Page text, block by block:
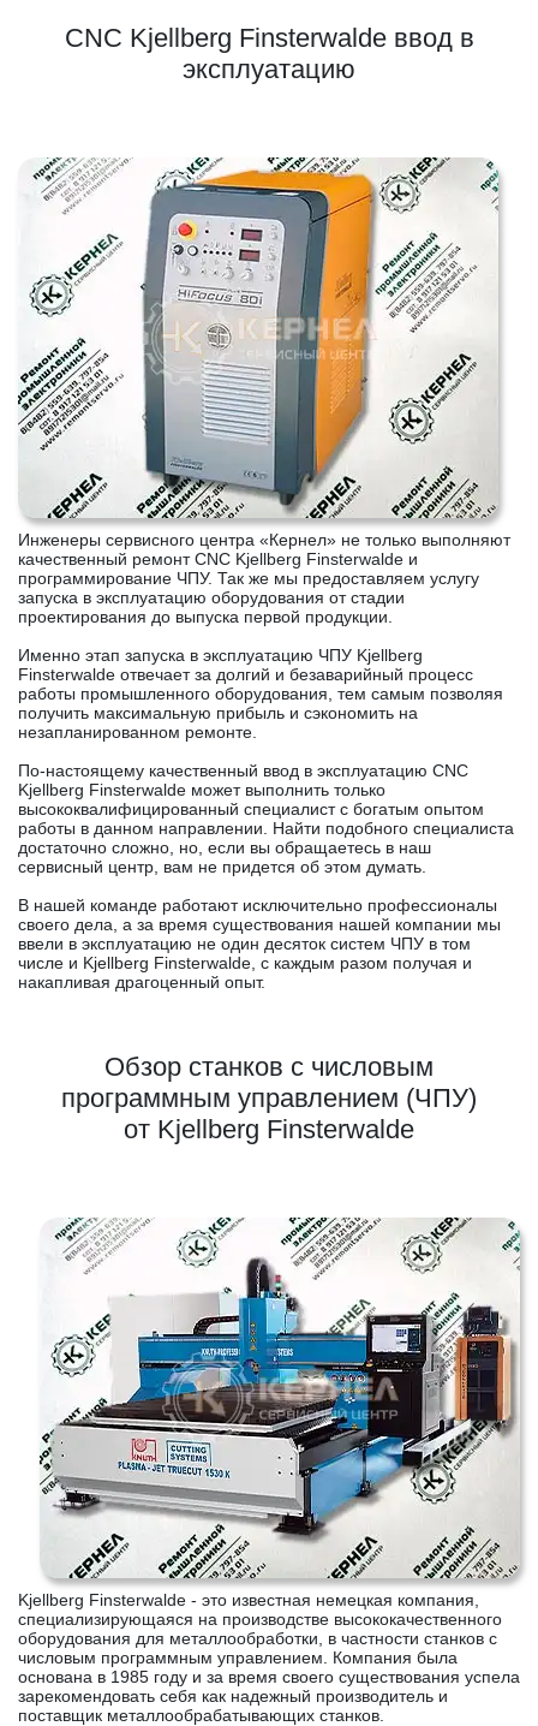
CNC Kjellberg Finsterwalde ввод в
эксплуатацию
Инженеры сервисного центра «Кернел» не только выполняют
качественный ремонт CNC Kjellberg Finsterwalde и
программирование ЧПУ. Так же мы предоставляем услугу
запуска в эксплуатацию оборудования от стадии
проектирования до выпуска первой продукции.
Именно этап запуска в эксплуатацию ЧПУ Kjellberg
Finsterwalde отвечает за долгий и безаварийный процесс
работы промышленного оборудования, тем самым позволяя
получить максимальную прибыль и сэкономить на
незапланированном ремонте.
По-настоящему качественный ввод в эксплуатацию CNC
Kjellberg Finsterwalde может выполнить только
высококвалифицированный специалист с богатым опытом
работы в данном направлении. Найти подобного специалиста
достаточно сложно, но, если вы обращаетесь в наш
сервисный центр, вам не придется об этом думать.
В нашей команде работают исключительно профессионалы
своего дела, а за время существования нашей компании мы
ввели в эксплуатацию не один десяток систем ЧПУ в том
числе и Kjellberg Finsterwalde, с каждым разом получая и
накапливая драгоценный опыт.
Обзор станков с числовым
программным управлением (ЧПУ)
от Kjellberg Finsterwalde
Kjellberg Finsterwalde - это известная немецкая компания,
специализирующаяся на производстве высококачественного
оборудования для металлообработки, в частности станков с
числовым программным управлением. Компания была
основана в 1985 году и за время своего существования успела
зарекомендовать себя как надежный производитель и
поставщик металлообрабатывающих станков.